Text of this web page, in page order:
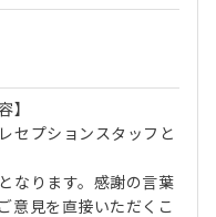
】
セプションスタッフと
なります。感謝の言葉
意見を直接いただくこ